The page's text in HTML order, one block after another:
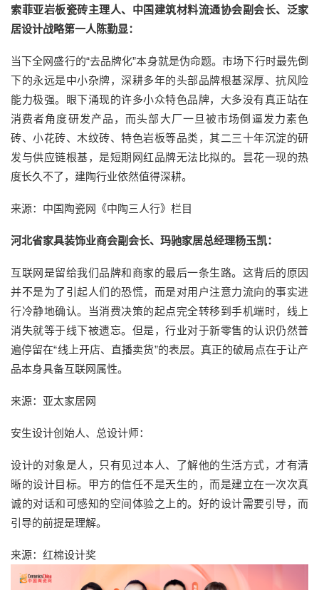
索菲亚岩板瓷砖主理人、中国建筑材料流通协会副会长、泛家
居设计战略第一人陈勤显：
当下全网盛行的“去品牌化”本身就是伪命题。市场下行时最先倒
下的永远是中小杂牌，深耕多年的头部品牌根基深厚、抗风险
能力极强。眼下涌现的许多小众特色品牌，大多没有真正站在
消费者角度研发产品，而头部大厂一旦被市场倒逼发力素色
砖、小花砖、木纹砖、特色岩板等品类，其二三十年沉淀的研
发与供应链根基，是短期网红品牌无法比拟的。昙花一现的热
度长久不了，建陶行业依然值得深耕。
来源：中国陶瓷网《中陶三人行》栏目
河北省家具装饰业商会副会长、玛驰家居总经理杨玉凯：
互联网是留给我们品牌和商家的最后一条生路。这背后的原因
并不是为了引起人们的恐慌，而是对用户注意力流向的事实进
行冷静地确认。当消费决策的起点完全转移到手机端时，线上
消失就等于线下被遗忘。但是，行业对于新零售的认识仍然普
遍停留在“线上开店、直播卖货”的表层。真正的破局点在于让产
品本身具备互联网属性。
来源：亚太家居网
安生设计创始人、总设计师：
设计的对象是人，只有见过本人、了解他的生活方式，才有清
晰的设计目标。甲方的信任不是天生的，而是建立在一次次真
诚的对话和可感知的空间体验之上的。好的设计需要引导，而
引导的前提是理解。
来源：红棉设计奖